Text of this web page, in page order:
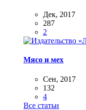
Дек, 2017
287
2
Мясо и мех
Сен, 2017
132
4
Все статьи